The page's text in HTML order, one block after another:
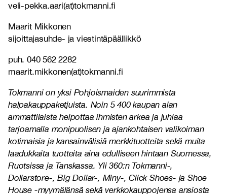
veli-pekka.aari(at)tokmanni.fi
Maarit Mikkonen
sijoittajasuhde- ja viestintäpäällikkö
puh. 040 562 2282
maarit.mikkonen(at)tokmanni.fi
Tokmanni on yksi Pohjoismaiden suurimmista
halpakauppaketjuista. Noin 5 400 kaupan alan
ammattilaista helpottaa ihmisten arkea ja juhlaa
tarjoamalla monipuolisen ja ajankohtaisen valikoiman
kotimaisia ja kansainvälisiä merkkituotteita sekä muita
laadukkaita tuotteita aina edulliseen hintaan Suomessa,
Ruotsissa ja Tanskassa. Yli 360:n Tokmanni-,
Dollarstore-, Big Dollar-, Miny-, Click Shoes- ja Shoe
House -myymälänsä sekä verkkokauppojensa ansiosta